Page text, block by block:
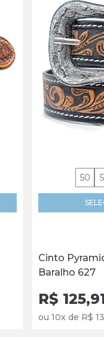
50
Cinto
Baralho 627
R$
ou 10x de R$